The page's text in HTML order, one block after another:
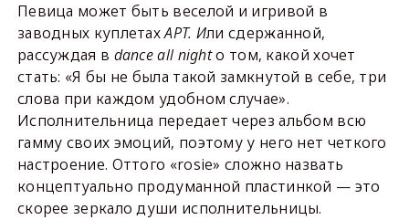
Певица может быть веселой и игривой в
заводных куплетахAPT. Или сдержанной,
рассуждая в dance all nightо том, какой хочет
стать: «Я бы не была такой замкнутой в себе, три
слова при каждом удобном случае».
Исполнительница передает через альбом всю
гамму своих эмоций, поэтому у него нет четкого
настроение. Оттого «rosie» сложно назвать
концептуально продуманной пластинкой — это
скорее зеркало души исполнительницы.